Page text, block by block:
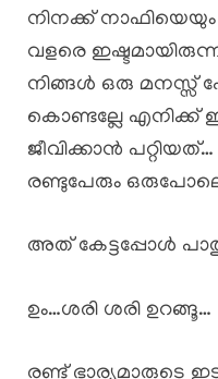
നിനക്ക്
വളരെ
നിങ്ങൾ ഒരു മനസ്സ്
കൊണ്ടല്ലേ എനിക്ക്
ജീവിക്കാൻ
രണ്ടുപേരും
അത് കേട്ടപ്പോൾ
ഉം…ശരി ശരി ഉറങ്ങൂ…
രണ്ട് ഭാര്യമാരുടെ